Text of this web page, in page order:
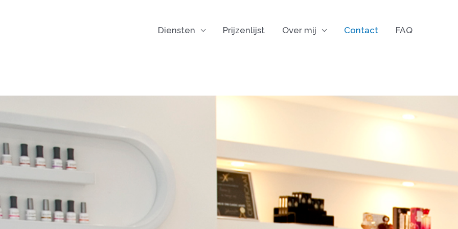
Diensten Prijzenlijst Over mij Contact FAQ